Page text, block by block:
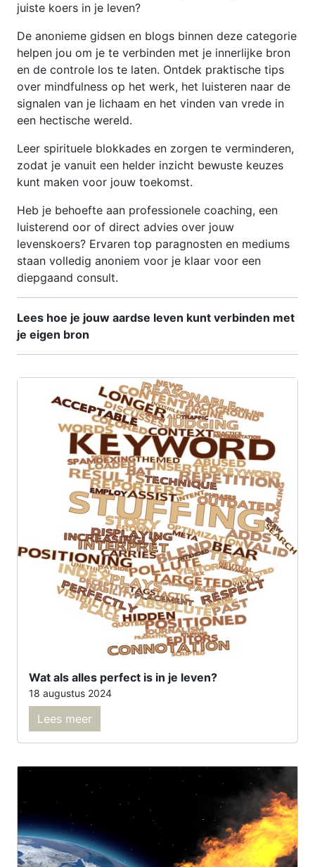
juiste koers in je leven?
De anonieme gidsen en blogs binnen deze categorie
helpen jou om je te verbinden met je innerlijke bron
en de controle los te laten. Ontdek praktische tips
over mindfulness op het werk, het luisteren naar de
signalen van je lichaam en het vinden van vrede in
een hectische wereld.
Leer spirituele blokkades en zorgen te verminderen,
zodat je vanuit een helder inzicht bewuste keuzes
kunt maken voor jouw toekomst.
Heb je behoefte aan professionele coaching, een
luisterend oor of direct advies over jouw
levenskoers? Ervaren top paragnosten en mediums
staan volledig anoniem voor je klaar voor een
diepgaand consult.
Lees hoe je jouw aardse leven kunt verbinden met
je eigen bron
Wat als alles perfect is in je leven?
18 augustus 2024
Lees meer